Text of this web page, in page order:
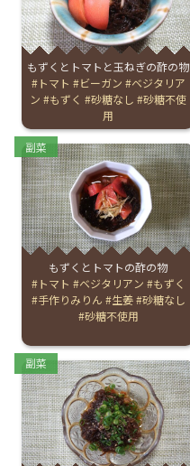
もずくとトマトと玉ねぎの酢の物
Tags:
トマト ビーガン
ベジタリア
ン
もずく 砂糖なし
砂糖不使
用
Categories:
副菜
もずくとトマトの酢の物
Tags:
トマト ベジタリアン
もずく
手作りみりん
生姜 砂糖なし
砂糖不使用
Categories:
副菜